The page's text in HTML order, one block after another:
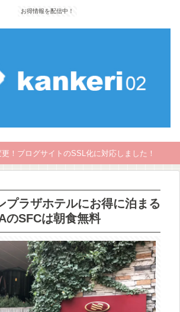
お得情報を配信中！
！ブログサイトのSSL化に対応しました！
プラザホテルにお得に泊まる
のSFCは朝食無料